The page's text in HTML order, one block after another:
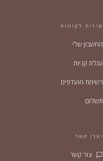
שירות לקוחות
החשבון שלי
עגלת קניות
רשימת מועדפים
תשלום
יצרו קשר
צור קשר